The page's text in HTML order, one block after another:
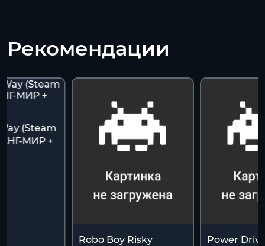
Рекомендации
(Steam
МИР +
Robo Boy Risky
Power